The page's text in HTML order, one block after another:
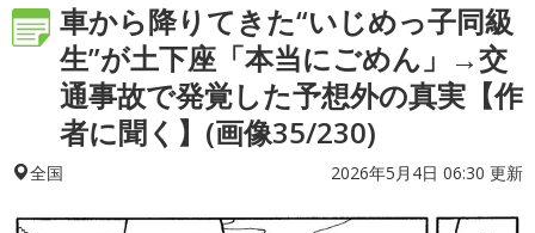
車から降りてきた“いじめっ子同級
生”が土下座「本当にごめん」→交
通事故で発覚した予想外の真実【作
者に聞く】(画像35/230)
全国 2026年5月4日 06:30 更新